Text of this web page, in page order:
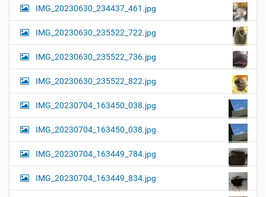
IMG_20230630_234437_461.jpg
IMG_20230630_235522_722.jpg
IMG_20230630_235522_736.jpg
IMG_20230630_235522_822.jpg
IMG_20230704_163450_038.jpg
IMG_20230704_163450_038.jpg
IMG_20230704_163449_784.jpg
IMG_20230704_163449_834.jpg